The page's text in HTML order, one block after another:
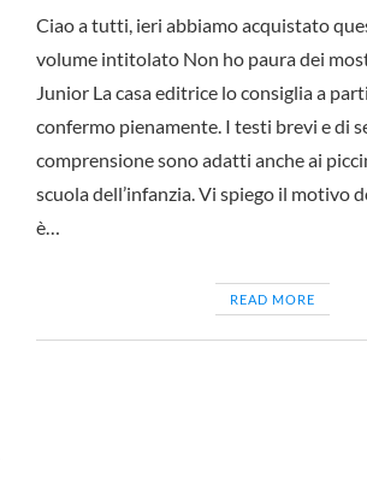
Ciao a tutti, ieri abbiamo acquistato
volume intitolato Non ho paura dei
Junior La casa editrice lo consiglia a
confermo pienamente. I testi brevi e di
comprensione sono adatti anche ai
scuola dell’infanzia. Vi spiego il motivo
è…
READ MORE